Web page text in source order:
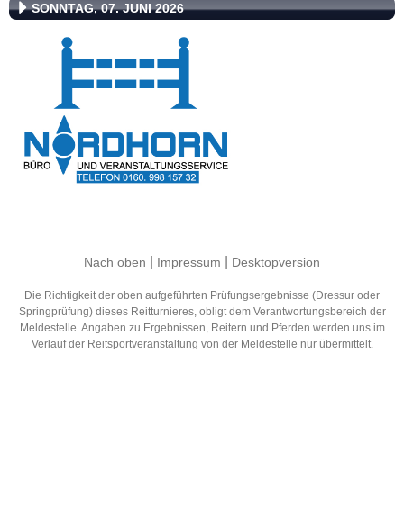
SONNTAG, 07. JUNI 2026
Nach oben Impressum Desktopversion
Die Richtigkeit der oben aufgeführten Prüfungsergebnisse (Dressur oder
Springprüfung) dieses Reitturnieres, obligt dem Verantwortungsbereich der
Meldestelle. Angaben zu Ergebnissen, Reitern und Pferden werden uns im
Verlauf der Reitsportveranstaltung von der Meldestelle nur übermittelt.